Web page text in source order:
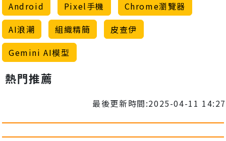
Android
Pixel手機
Chrome瀏覽器
AI浪潮
組織精簡
皮查伊
Gemini AI模型
熱門推薦
最後更新時間:2025-04-11 14:27